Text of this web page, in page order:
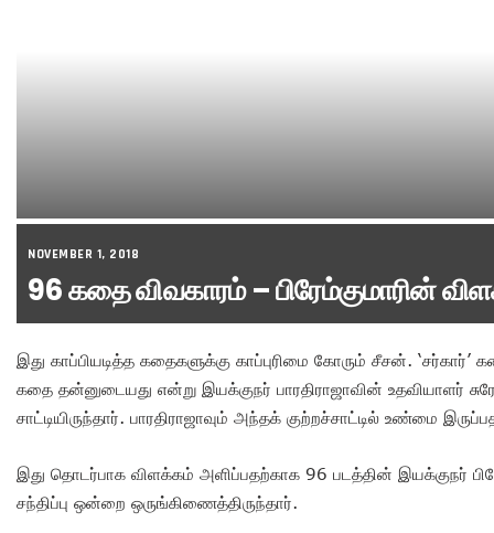
NOVEMBER 1, 2018
96 கதை விவகாரம் – பிரேம்குமாரின்
இது காப்பியடித்த கதைகளுக்கு காப்புரிமை கோரும் சீசன். ‘சர்கார்’
கதை தன்னுடையது என்று இயக்குநர் பாரதிராஜாவின் உதவியாளர்
சாட்டியிருந்தார். பாரதிராஜாவும் அந்தக் குற்றச்சாட்டில் உண்மை
இது தொடர்பாக விளக்கம் அளிப்பதற்காக 96 படத்தின் இயக்குநர்
சந்திப்பு ஒன்றை ஒருங்கிணைத்திருந்தார்.